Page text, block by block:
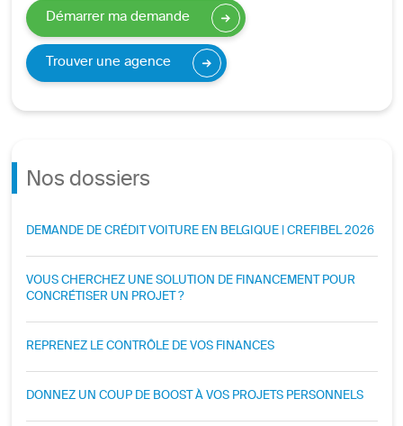
Démarrer ma demande
Trouver une agence
Nos dossiers
DEMANDE DE CRÉDIT VOITURE EN BELGIQUE | CREFIBEL 2026
VOUS CHERCHEZ UNE SOLUTION DE FINANCEMENT POUR
CONCRÉTISER UN PROJET ?
REPRENEZ LE CONTRÔLE DE VOS FINANCES
DONNEZ UN COUP DE BOOST À VOS PROJETS PERSONNELS